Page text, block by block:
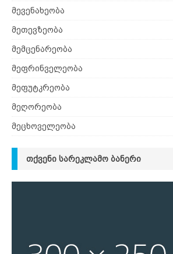
მევენახეობა
მეთევზეობა
მემცენარეობა
მეფრინველეობა
მეფუტკრეობა
მეღორეობა
მეცხოველეობა
ᲗᲥᲕᲔᲜᲘ ᲡᲐᲠᲔᲙᲚᲐᲛᲝ ᲑᲐᲜᲔᲠᲘ